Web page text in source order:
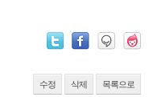
수정 삭제 목록으로